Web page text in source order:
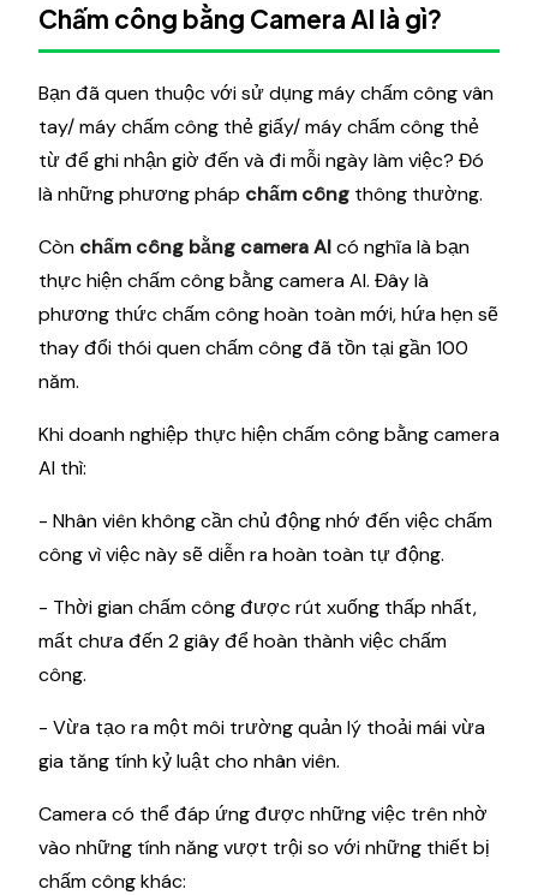
Chấm công bằng Camera AI là gì?
Bạn đã quen thuộc với sử dụng máy chấm công vân
tay/ máy chấm công thẻ giấy/ máy chấm công thẻ
từ để ghi nhận giờ đến và đi mỗi ngày làm việc? Đó
là những phương pháp chấm công thông thường.
Còn chấm công bằng camera AIcó nghĩa là bạn
thực hiện chấm công bằng camera AI. Đây là
phương thức chấm công hoàn toàn mới, hứa hẹn sẽ
thay đổi thói quen chấm công đã tồn tại gần 100
năm.
Khi doanh nghiệp thực hiện chấm công bằng camera
AI thì:
- Nhân viên không cần chủ động nhớ đến việc chấm
công vì việc này sẽ diễn ra hoàn toàn tự động.
- Thời gian chấm công được rút xuống thấp nhất,
mất chưa đến 2 giây để hoàn thành việc chấm
công.
- Vừa tạo ra một môi trường quản lý thoải mái vừa
gia tăng tính kỷ luật cho nhân viên.
Camera có thể đáp ứng được những việc trên nhờ
vào những tính năng vượt trội so với những thiết bị
chấm công khác: